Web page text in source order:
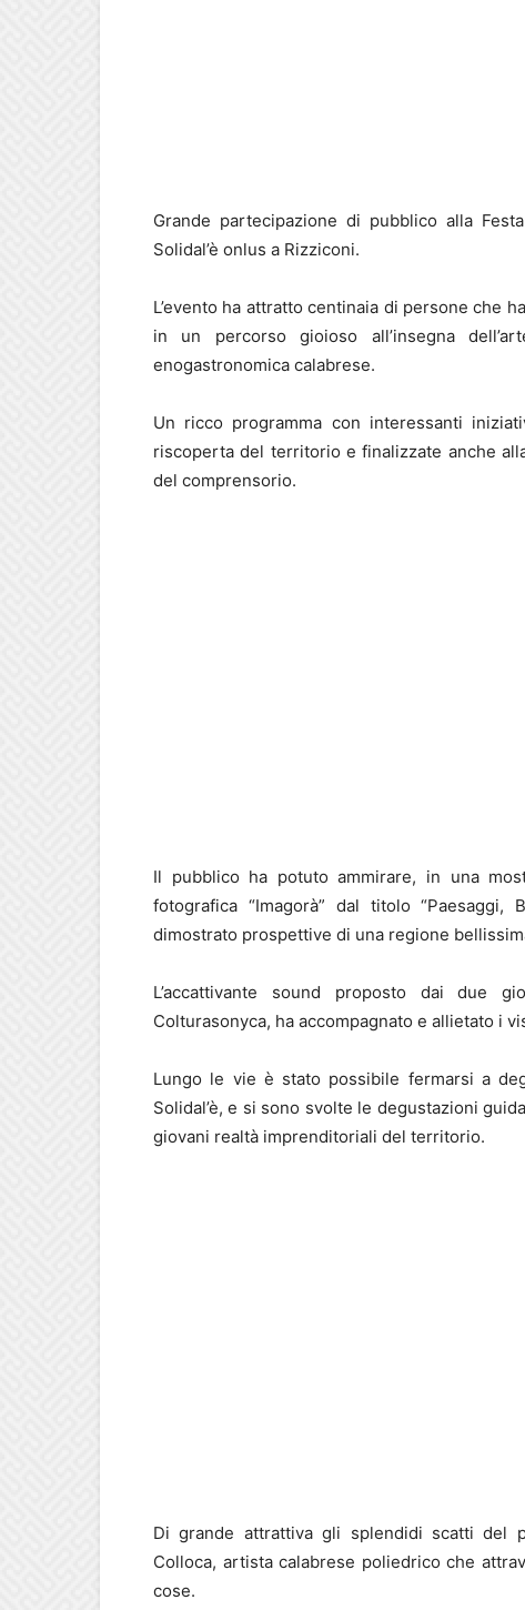
Grande partecipazione di pubblico alla
Solidal’è onlus a Rizziconi.
L’evento ha attratto centinaia di persone che
in un percorso gioioso all’insegna
enogastronomica calabrese.
Un ricco programma con interessanti
riscoperta del territorio e finalizzate anche
del comprensorio.
Il pubblico ha potuto ammirare, in una
fotografica “Imagorà” dal titolo
dimostrato prospettive di una regione
L’accattivante sound proposto dai due
Colturasonyca, ha accompagnato e allietato i
Lungo le vie è stato possibile fermarsi a
Solidal’è, e si sono svolte le degustazioni
giovani realtà imprenditoriali del territorio.
Di grande attrattiva gli splendidi scatti del
Colloca, artista calabrese poliedrico che
cose.